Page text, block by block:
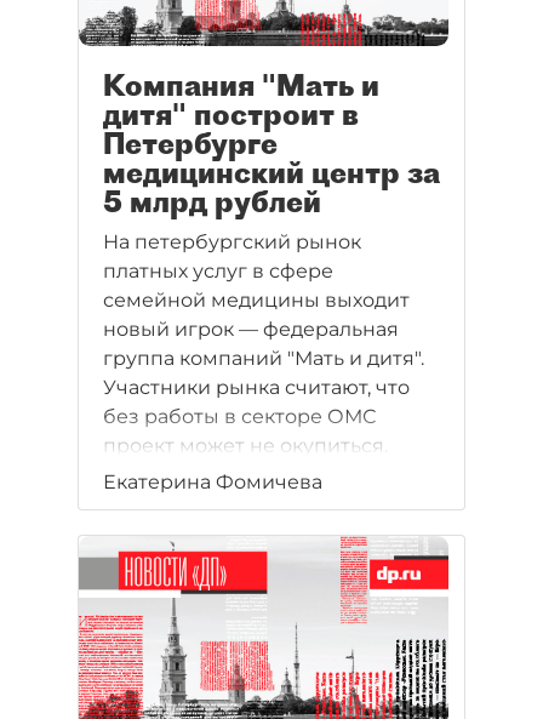
Компания "Мать и
дитя" построит в
Петербурге
медицинский центр за
5 млрд рублей
На петербургский рынок
платных услуг в сфере
семейной медицины выходит
новый игрок — федеральная
группа компаний "Мать и дитя".
Участники рынка считают, что
без работы в секторе ОМС
проект может не окупиться.
Екатерина Фомичева